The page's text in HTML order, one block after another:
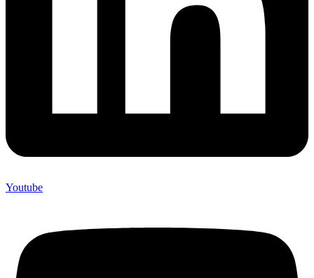
Youtube